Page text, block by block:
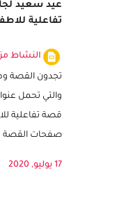
عيد سعيد
تفاعلية
النشاط
تجدون القصة
والتي تحمل
قصة تفاعلية